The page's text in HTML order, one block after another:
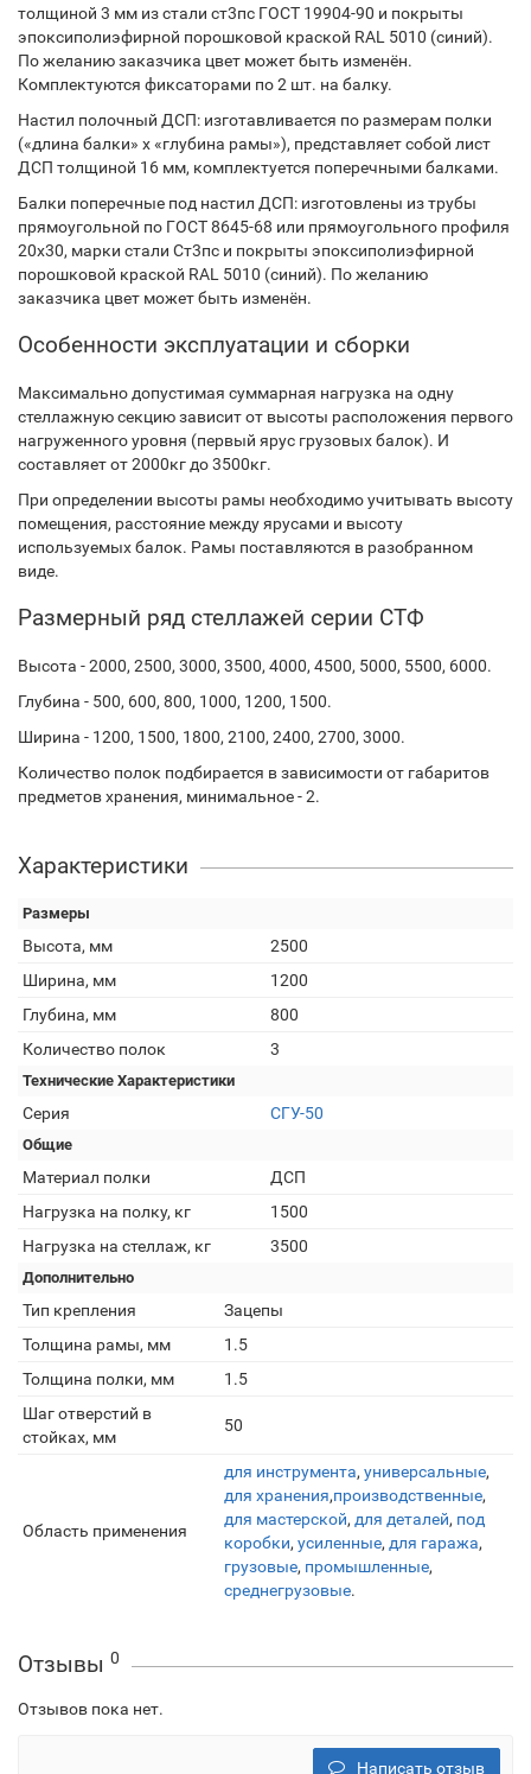
толщиной 3 мм из стали ст3пс ГОСТ 19904-90 и покрыты
эпоксиполиэфирной порошковой краской RAL 5010 (синий).
По желанию заказчика цвет может быть изменён.
Комплектуются фиксаторами по 2 шт. на балку.
Настил полочный ДСП: изготавливается по размерам полки
(«длина балки» х «глубина рамы»), представляет собой лист
ДСП толщиной 16 мм, комплектуется поперечными балками.
Балки поперечные под настил ДСП: изготовлены из трубы
прямоугольной по ГОСТ 8645-68 или прямоугольного профиля
20х30, марки стали Ст3пс и покрыты эпоксиполиэфирной
порошковой краской RAL 5010 (синий). По желанию
заказчика цвет может быть изменён.
Особенности эксплуатации и сборки
Максимально допустимая суммарная нагрузка на одну
стеллажную секцию зависит от высоты расположения первого
нагруженного уровня (первый ярус грузовых балок). И
составляет от 2000кг до 3500кг.
При определении высоты рамы необходимо учитывать высоту
помещения, расстояние между ярусами и высоту
используемых балок. Рамы поставляются в разобранном
виде.
Размерный ряд стеллажей серии СТФ
Высота - 2000, 2500, 3000, 3500, 4000, 4500, 5000, 5500, 6000.
Глубина - 500, 600, 800, 1000, 1200, 1500.
Ширина - 1200, 1500, 1800, 2100, 2400, 2700, 3000.
Количество полок подбирается в зависимости от габаритов
предметов хранения, минимальное - 2.
Характеристики
Размеры
Высота, мм
2500
Ширина, мм
1200
Глубина, мм
800
Количество полок
3
Технические Характеристики
Серия СГУ-50
Общие
Материал полки
ДСП
Нагрузка на полку, кг
1500
Нагрузка на стеллаж, кг
3500
Дополнительно
Тип крепления
Зацепы
Толщина рамы, мм
1.5
Толщина полки, мм
1.5
Шаг отверстий в
стойках, мм
50
Область применения
для инструмента, универсальные,
для хранения,производственные,
для мастерской, для деталей, под
коробки, усиленные, для гаража,
грузовые, промышленные,
среднегрузовые.
Отзывы 0
Отзывов пока нет.
Написать отзыв